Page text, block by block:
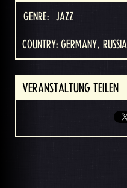
GENRE: JAZZ
COUNTRY: GERMANY,
VERANSTALTUNG TEILEN